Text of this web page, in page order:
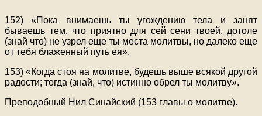
152) «Пока внимаешь ты угождению тела и занят
бываешь тем, что приятно для сей сени твоей, дотоле
(знай что) не узрел еще ты места молитвы, но далеко еще
от тебя блаженный путь ея».
153) «Когда стоя на молитве, будешь выше всякой другой
радости; тогда (знай, что) истинно обрел ты молитву».
Преподобный Нил Синайский (153 главы о молитве).